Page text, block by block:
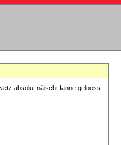
absolut näischt fanne gelooss.